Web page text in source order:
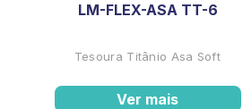
LM-FLEX-ASA TT-6
Tesoura Titânio Asa Soft
Ver mais